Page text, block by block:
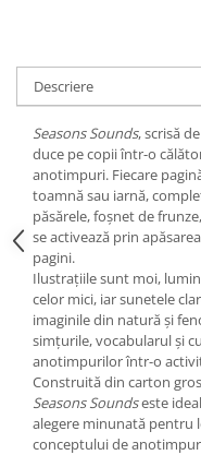
Descriere
Seasons Sounds, scrisă
duce pe copii într-o
anotimpuri. Fiecare
toamnă sau iarnă,
păsărele, foșnet de
se activează prin
pagini.
Ilustrațiile sunt moi,
celor mici, iar sunetele
imaginile din natură și
simțurile, vocabularul și
anotimpurilor într-o
Construită din carton
Seasons Soundseste
alegere minunată pentru
conceptului de